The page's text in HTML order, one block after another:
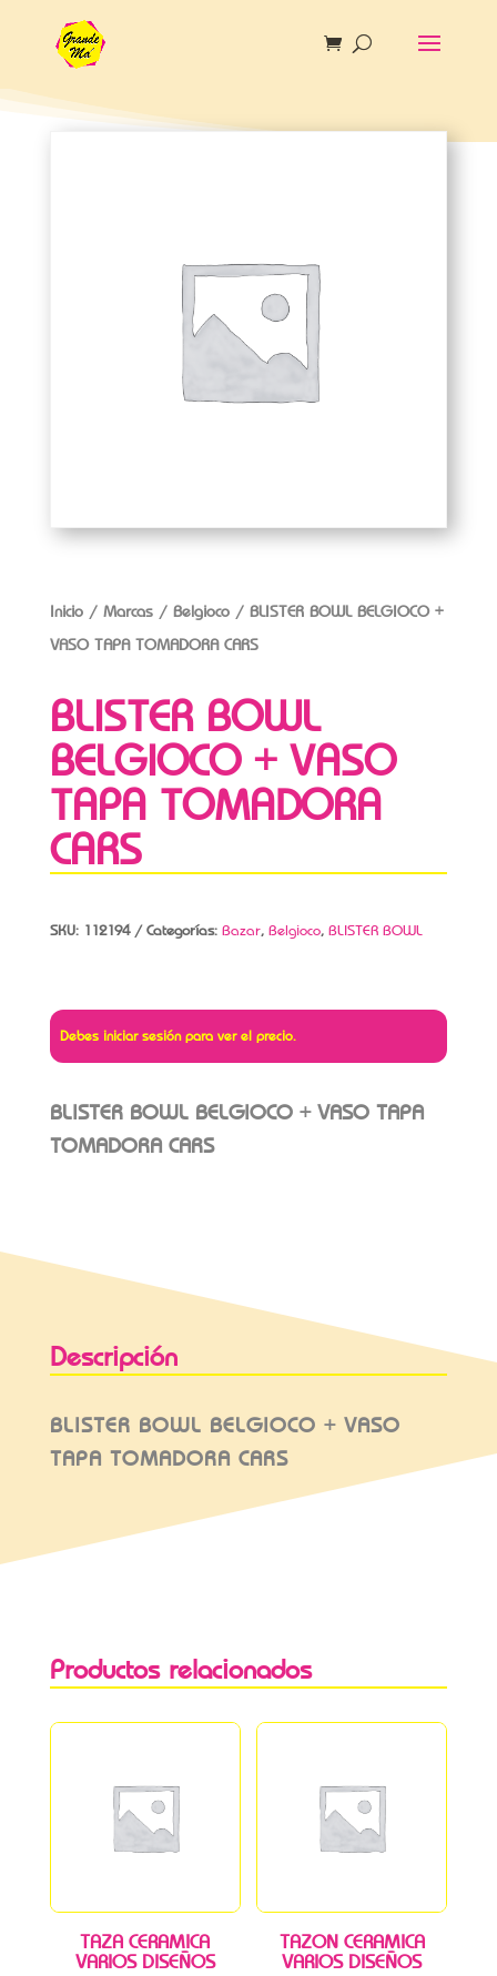
Inicio/ Marcas/ Belgioco/ BLISTER BOWL BELGIOCO +
VASO TAPA TOMADORA CARS
BLISTER BOWL
BELGIOCO + VASO
TAPA TOMADORA
CARS
SKU: 112194 Categorías: Bazar, Belgioco, BLISTER BOWL
Debes iniciar sesión para ver el precio.
BLISTER BOWL BELGIOCO + VASO TAPA
TOMADORA CARS
Descripción
BLISTER BOWL BELGIOCO + VASO
TAPA TOMADORA CARS
Productos relacionados
TAZA CERAMICA
VARIOS DISEÑOS
TAZON CERAMICA
VARIOS DISEÑOS